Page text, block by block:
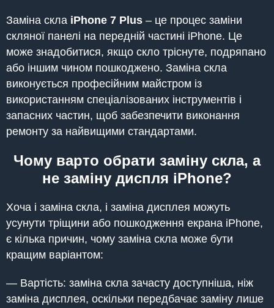
Заміна скла iPhone 7 Plus – це процес заміни
скляної панелі на передній частині iPhone. Це
може знадобитися, якщо скло тріснуте, подряпано
або іншим чином пошкоджено. Заміна скла
виконується професійним майстром із
використанням спеціалізованих інструментів і
запасних частин, щоб забезпечити виконання
ремонту за найвищими стандартами.
Чому варто обрати заміну скла, а
не заміну диспля iPhone?
Хоча і заміна скла, і заміна дисплея можуть
усунути тріщини або пошкодження екрана iPhone,
є кілька причин, чому заміна скла може бути
кращим варіантом:
— Вартість: заміна скла зачасту доступніша, ніж
заміна дисплея, оскільки передбачає заміну лише